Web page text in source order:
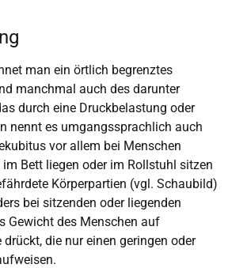
man ein örtlich begrenztes
manchmal auch des darunter
durch eine Druckbelastung oder
nennt es umgangssprachlich auch
vor allem bei Menschen
Bett liegen oder im Rollstuhl sitzen
Körperpartien (vgl. Schaubild)
bei sitzenden oder liegenden
Gewicht des Menschen auf
die nur einen geringen oder